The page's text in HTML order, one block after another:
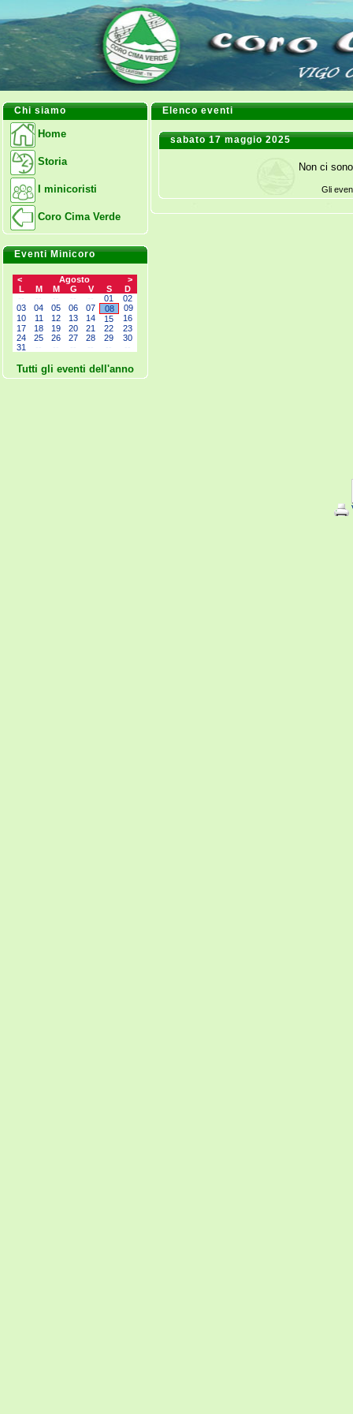
Chi siamo
Home
Storia
I minicoristi
Coro Cima Verde
Eventi Minicoro
< Agosto
>
L
M M G V S
D
01
02
03
04 05 06 07 08
09
10
11 12 13 14 15
16
17
18 19 20 21 22
23
24
25 26 27 28 29
30
31
Tutti gli eventi dell'anno
Elenco eventi
sabato 17 maggio 2025
Non ci
Gli